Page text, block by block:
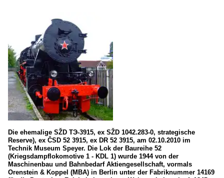
Die ehemalige SŽD TЭ-3915, ex SŽD 1042.283-0, strategische
Reserve), ex ČSD 52 3915, ex DR 52 3915, am 02.10.2010 im
Technik Museum Speyer. Die Lok der Baureihe 52
(Kriegsdampflokomotive 1 - KDL 1) wurde 1944 von der
Maschinenbau und Bahnbedarf Aktiengesellschaft, vormals
Orenstein & Koppel (MBA) in Berlin unter der Fabriknummer 14169